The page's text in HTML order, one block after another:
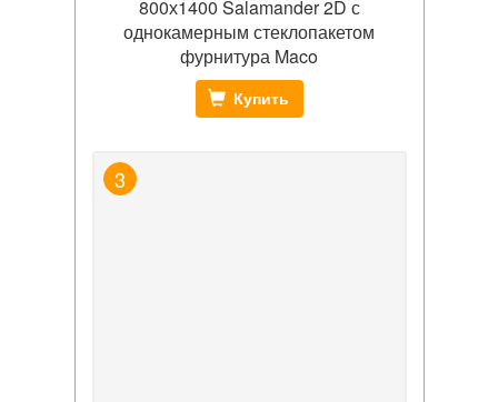
800х1400 Salamander 2D с
однокамерным стеклопакетом
фурнитура Maco
Купить